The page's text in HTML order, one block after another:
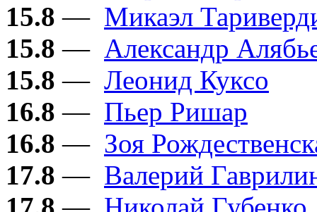
15.8 — Микаэл
15.8 — Александр
15.8 — Леонид Куксо
16.8 — Пьер Ришар
16.8 — Зоя
17.8 — Валерий